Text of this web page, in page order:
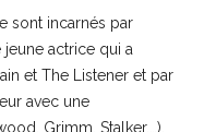
sont incarnés par
actrice qui a
et The Listener et par
avec une
Grimm, Stalker,…).